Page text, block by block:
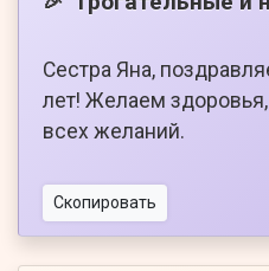
Сестра Яна,
лет! Желаем
всех желаний.
Скопировать